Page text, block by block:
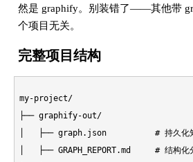
然是 graphify。别装错了——其他带
个项目无关。
完整项目结构
my-project/
├── graphify-out/
│   ├── graph.json          # 持久化知识
│   ├── GRAPH_REPORT.md     # 结构化